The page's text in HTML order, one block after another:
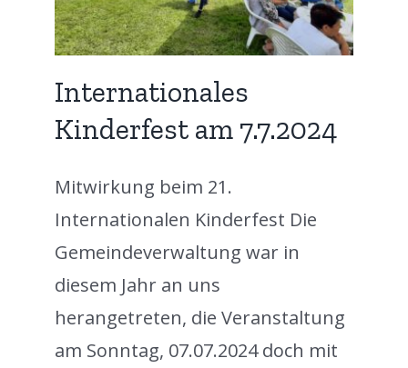
Internationales
Kinderfest am 7.7.2024
Mitwirkung beim 21.
Internationalen Kinderfest Die
Gemeindeverwaltung war in
diesem Jahr an uns
herangetreten, die Veranstaltung
am Sonntag, 07.07.2024 doch mit